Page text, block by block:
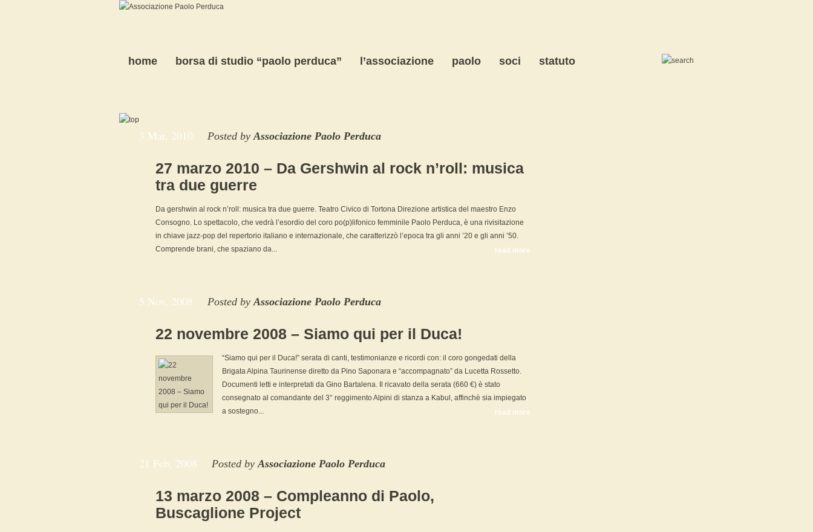
home borsa di studio “paolo perduca” l’associazione paolo soci statuto
3 Mar, 2010 Posted byAssociazione Paolo Perduca
27 marzo 2010 – Da Gershwin al rock n’roll: musica
tra due guerre
Da gershwin al rock n’roll: musica tra due guerre. Teatro Civico di Tortona Direzione artistica del maestro Enzo
Consogno. Lo spettacolo, che vedrà l’esordio del coro po(p)lifonico femminile Paolo Perduca, è una rivisitazione
in chiave jazz-pop del repertorio italiano e internazionale, che caratterizzò l’epoca tra gli anni ’20 e gli anni ’50.
Comprende brani, che spaziano da...
read more
5 Nov, 2008 Posted byAssociazione Paolo Perduca
22 novembre 2008 – Siamo qui per il Duca!
“Siamo qui per il Duca!” serata di canti, testimonianze e ricordi con: il coro gongedati della
Brigata Alpina Taurinense diretto da Pino Saponara e “accompagnato” da Lucetta Rossetto.
Documenti letti e interpretati da Gino Bartalena. Il ricavato della serata (660 €) è stato
consegnato al comandante del 3° reggimento Alpini di stanza a Kabul, affinchè sia impiegato
a sostegno...
read more
21 Feb, 2008 Posted byAssociazione Paolo Perduca
13 marzo 2008 – Compleanno di Paolo,
Buscaglione Project